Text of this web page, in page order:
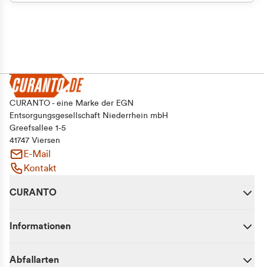
CURANTO - eine Marke der EGN
Entsorgungsgesellschaft Niederrhein mbH
Greefsallee 1-5
41747 Viersen
E-Mail
Kontakt
CURANTO
Informationen
Abfallarten